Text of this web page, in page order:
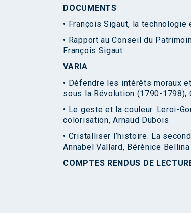
DOCUMENTS
• François Sigaut, la
• Rapport au Conseil du
François Sigaut
VARIA
• Défendre les intérêts moraux
sous la Révolution (1790-1798),
• Le geste et la couleur. Leroi-
colorisation, Arnaud Dubois
• Cristalliser l’histoire. La
Annabel Vallard, Bérénice
COMPTES RENDUS DE